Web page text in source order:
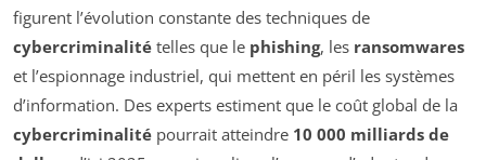
figurent l’évolution constante des techniques de
cybercriminalité telles que le phishing, les ransomwares
et l’espionnage industriel, qui mettent en péril les systèmes
d’information. Des experts estiment que le coût global de la
cybercriminalité pourrait atteindre 10 000 milliards de